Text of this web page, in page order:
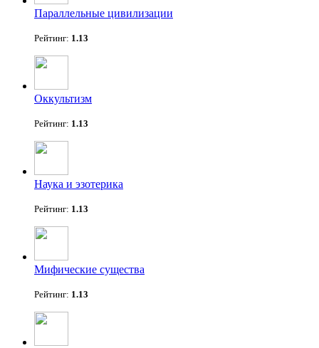
Параллельные цивилизации
Рейтинг: 1.13
Оккультизм
Рейтинг: 1.13
Наука и эзотерика
Рейтинг: 1.13
Мифические существа
Рейтинг: 1.13